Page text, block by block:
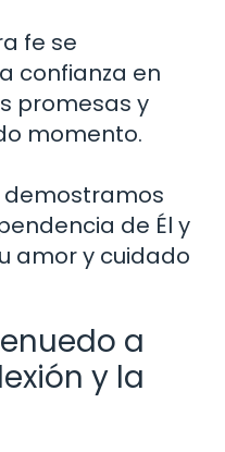
fe se
confianza en
promesas y
momento.
demostramos
de Él y
amor y cuidado
a
y la